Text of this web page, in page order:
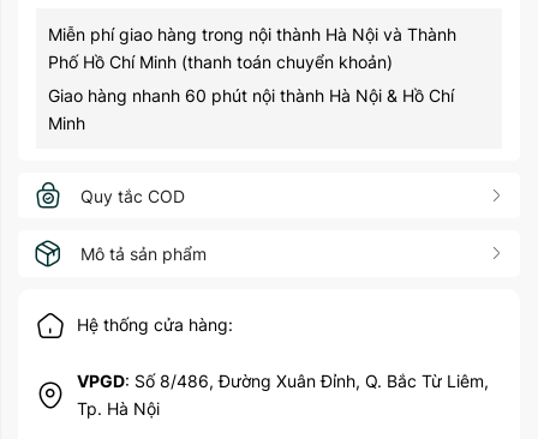
Miễn phí giao hàng trong nội thành Hà Nội và Thành
Phố Hồ Chí Minh (thanh toán chuyển khoản)
Giao hàng nhanh 60 phút nội thành Hà Nội & Hồ Chí
Minh
Quy tắc COD
Mô tả sản phẩm
Hệ thống cửa hàng:
VPGD: Số 8/486, Đường Xuân Đỉnh, Q. Bắc Từ Liêm,
Tp. Hà Nội